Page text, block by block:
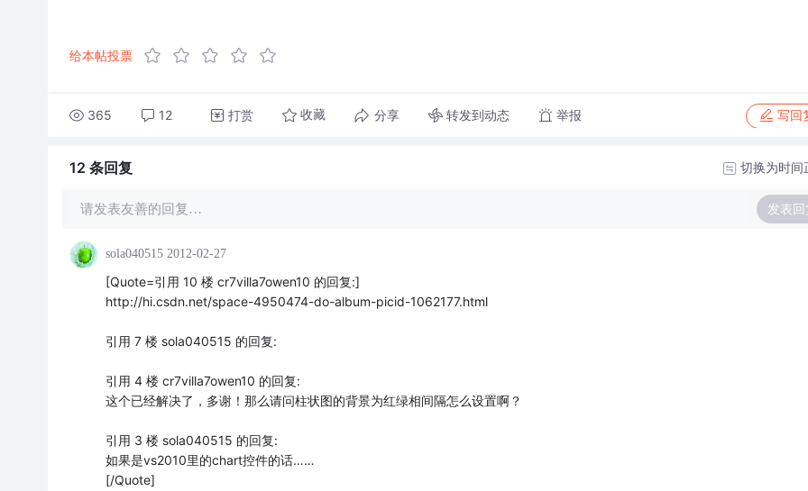
给本帖投票
365 12 打赏 收藏 分享 转发到动态 举报 写回
12 条回复 切换为时间
请发表友善的回复… 发表回
sola040515 2012-02-27
[Quote=引用 10 楼 cr7villa7owen10 的回复:]
http://hi.csdn.net/space-4950474-do-album-picid-1062177.html
引用 7 楼 sola040515 的回复:
引用 4 楼 cr7villa7owen10 的回复:
这个已经解决了，多谢！那么请问柱状图的背景为红绿相间隔怎么设置啊？
引用 3 楼 sola040515 的回复:
如果是vs2010里的chart控件的话……
[/Quote]